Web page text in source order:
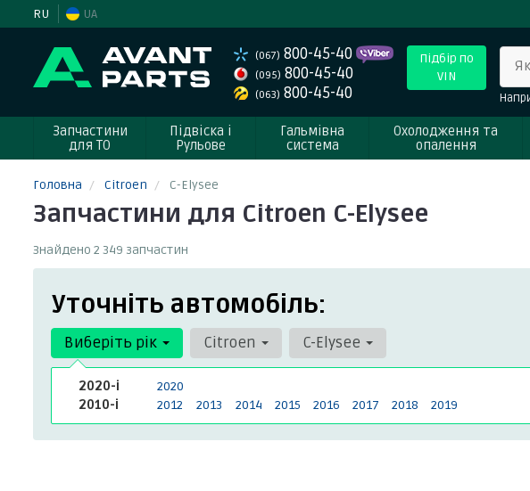
RU UA
(067) 800-45-40
(095) 800-45-40
(063) 800-45-40
Підбір по
VIN
Запчастини
для ТО
Підвіска і
Рульове
Гальмівна
система
Охолодження та
опалення
Головна Citroen C-Elysee
Запчастини для Citroen C-Elysee
Знайдено 2 349 запчастин
Уточніть автомобіль:
Виберіть рік
2020-і
2020
2010-і
2012 2013 2014 2015 2016 2017 2018 2019
Citroen C-Elysee